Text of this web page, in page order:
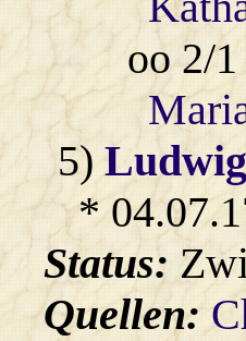
oo 2/
5)Ludwig
*
Status:
Quellen: